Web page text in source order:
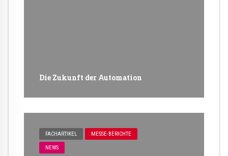
Die Zukunft der Automation
FACHARTIKEL MESSE-BERICHTE
NEWS